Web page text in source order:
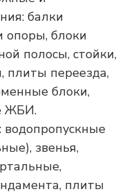
балки
опоры, блоки
полосы, стойки,
плиты переезда,
блоки,
ЖБИ.
водопропускные
звенья,
плиты